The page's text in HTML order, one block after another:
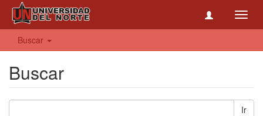
Buscar
Buscar
Ir